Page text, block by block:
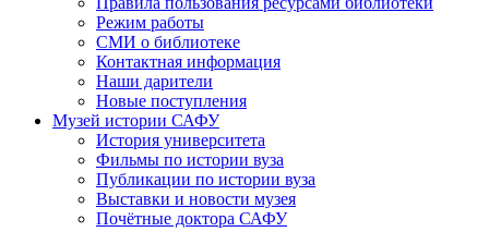
Режим работы
СМИ о библиотеке
Контактная информация
Наши дарители
Новые поступления
Музей истории САФУ
История университета
Фильмы по истории вуза
Публикации по истории вуза
Выставки и новости музея
Почётные доктора САФУ